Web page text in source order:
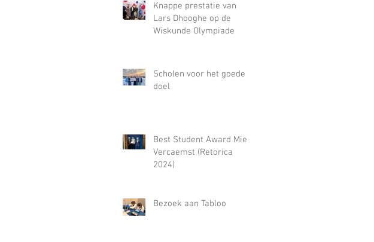
Knappe prestatie van
Lars Dhooghe op de
Wiskunde Olympiade
Scholen voor het goede
doel
Best Student Award Miel
Vercaemst (Retorica
2024)
Bezoek aan Tabloo